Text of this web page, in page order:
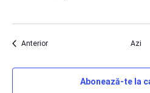
AnteriorEvenimente Azi
Abonează-te la